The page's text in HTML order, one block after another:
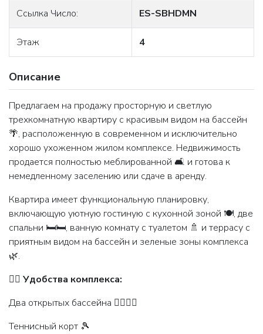
Ссылка Число: ES-SBHDMN
Этаж 4
Описание
Предлагаем на продажу просторную и светлую
трехкомнатную квартиру с красивым видом на бассейн
🌴, расположенную в современном и исключительно
хорошо ухоженном жилом комплексе. Недвижимость
продается полностью меблированной 🛋️ и готова к
немедленному заселению или сдаче в аренду.
Квартира имеет функциональную планировку,
включающую уютную гостиную с кухонной зоной 🍽️, две
спальни 🛏️🛏️, ванную комнату с туалетом 🚿 и террасу с
приятным видом на бассейн и зеленые зоны комплекса
🌿.
🏊‍♂️ Удобства комплекса:
Два открытых бассейна 🏊‍♀️🏊‍♂️
Теннисный корт 🎾